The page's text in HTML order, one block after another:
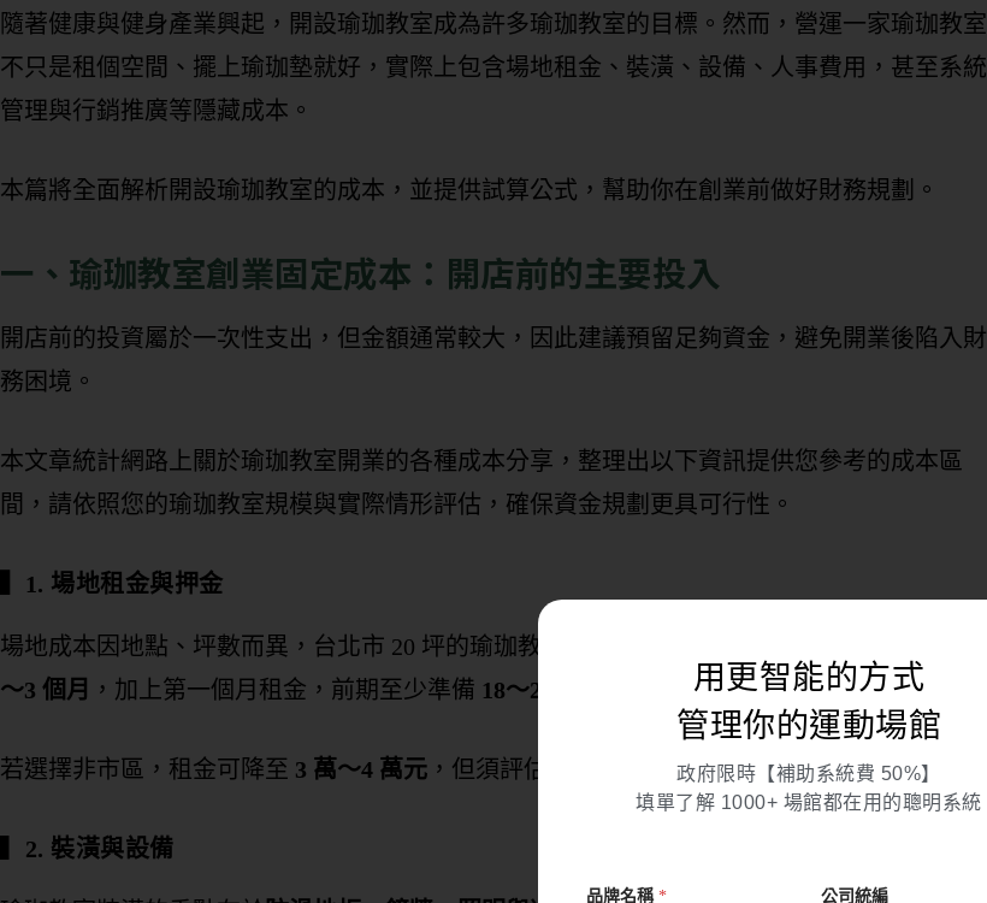
隨著健康與健身產業興起，開設瑜珈教室成為許多瑜珈教室的目標。然而，營運一家瑜珈教室
不只是租個空間、擺上瑜珈墊就好，實際上包含場地租金、裝潢、設備、人事費用，甚至系統
管理與行銷推廣等隱藏成本。
本篇將全面解析開設瑜珈教室的成本，並提供試算公式，幫助你在創業前做好財務規劃。
一、瑜珈教室創業固定成本：開店前的主要投入
開店前的投資屬於一次性支出，但金額通常較大，因此建議預留足夠資金，避免開業後陷入財
務困境。
本文章統計網路上關於瑜珈教室開業的各種成本分享，整理出以下資訊提供您參考的成本區
間，請依照您的瑜珈教室規模與實際情形評估，確保資金規劃更具可行性。
▍1. 場地租金與押金
場地成本因地點、坪數而異，台北市 20 坪的瑜珈教室，租金約
～3 個月 ，加上第一個月租金，前期至少準備 18～24 萬元
若選擇非市區，租金可降至 3 萬～4 萬元 ，但須評估交通便利性是否影響客源。
2. 裝潢與設備
用更智能的方式
管理你的運動場館
政府限時【補助系統費 50%】
填單了解 1000+ 場館都在用的聰明系統
品牌名稱 * 公司統編